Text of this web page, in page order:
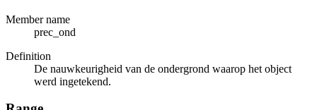
Member name
prec_ond
Definition
De nauwkeurigheid van de ondergrond waarop het object
werd ingetekend.